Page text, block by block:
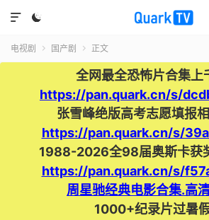


电视剧  国产剧  正文
全网最全恐怖片合集上
https://pan.quark.cn/s/
张雪峰绝版高考志愿填报相
https://pan.quark.cn/s/
1988-2026全98届奥斯卡获
https://pan.quark.cn/s/
周星驰经典电影合集.高
1000+纪录片过暑假